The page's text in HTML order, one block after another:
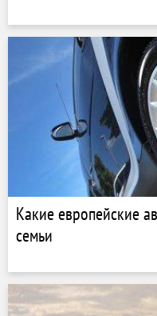
Какие европейские
семьи